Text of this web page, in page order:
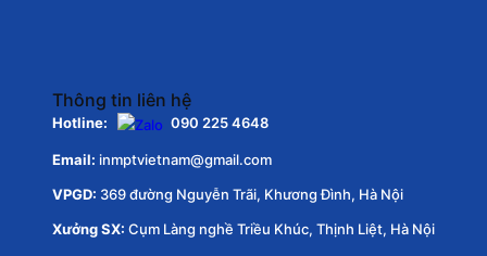
Thông tin liên hệ
Hotline: 090 225 4648
Email: inmptvietnam@gmail.com
VPGD: 369 đường Nguyễn Trãi, Khương Đình, Hà Nội
Xưởng SX: Cụm Làng nghề Triều Khúc, Thịnh Liệt, Hà Nội